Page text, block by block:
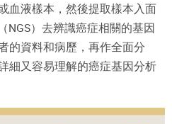
血液樣本，然後提取樣本入面
NGS）去辨識癌症相關的基因
的資料和病歷，再作全面分
細又容易理解的癌症基因分析